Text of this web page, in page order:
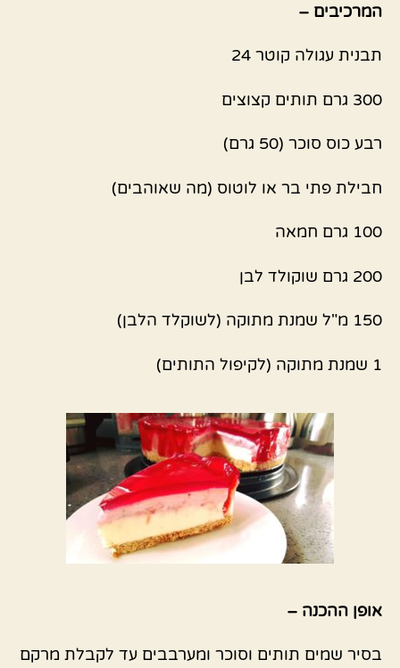
המרכיבים –
תבנית עגולה קוטר 24
300 גרם תותים קצוצים
רבע כוס סוכר (50 גרם)
חבילת פתי בר או לוטוס (מה שאוהבים)
100 גרם חמאה
200 גרם שוקולד לבן
150 מ"ל שמנת מתוקה (לשוקלד הלבן)
1 שמנת מתוקה (לקיפול התותים)
אופן ההכנה –
בסיר שמים תותים וסוכר ומערבבים עד לקבלת מרקם